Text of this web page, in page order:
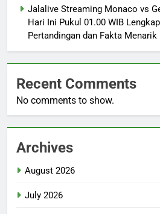
Jalalive Streaming Monaco vs
Hari Ini Pukul 01.00 WIB
Pertandingan dan Fakta Menarik
Recent Comments
No comments to show.
Archives
August 2026
July 2026